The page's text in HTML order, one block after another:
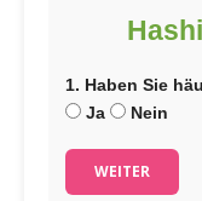
1. Haben Sie
Ja
Nein
WEITER